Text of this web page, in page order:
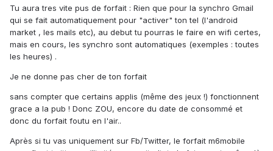
Tu aura tres vite pus de forfait : Rien que pour la synchro Gmail
qui se fait automatiquement pour "activer" ton tel (l'android
market , les mails etc), au debut tu pourras le faire en wifi certes,
mais en cours, les synchro sont automatiques (exemples : toutes
les heures) .
Je ne donne pas cher de ton forfait
sans compter que certains applis (même des jeux !) fonctionnent
grace a la pub ! Donc ZOU, encore du date de consommé et
donc du forfait foutu en l'air..
Après si tu vas uniquement sur Fb/Twitter, le forfait m6mobile